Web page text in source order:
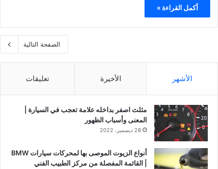
أكمل القراءة »
الصفحة التالية
الأشهر الأخيرة تعليقات
مثلث اصفر بداخله علامة تعجب في السيارة |
المعنى وأسباب الظهور
28 ديسمبر، 2022
أنواع الزيوت الموصى بها لمحركات سيارات BMW
| القائمة المفصلة من مركز الطبيب الفني